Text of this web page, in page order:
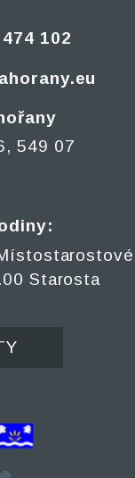
102
549 07
Starosta